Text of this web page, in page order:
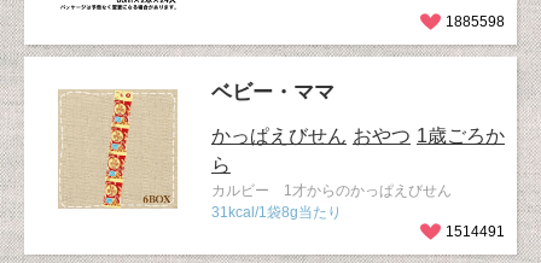
1885598
ベビー・ママ
かっぱえびせん おやつ 1歳ごろか
ら
カルビー 1才からのかっぱえびせん
31kcal/1袋8g当たり
1514491